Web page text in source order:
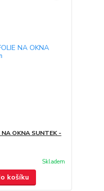
NA OKNA SUNTEK -
Skladem
košíku